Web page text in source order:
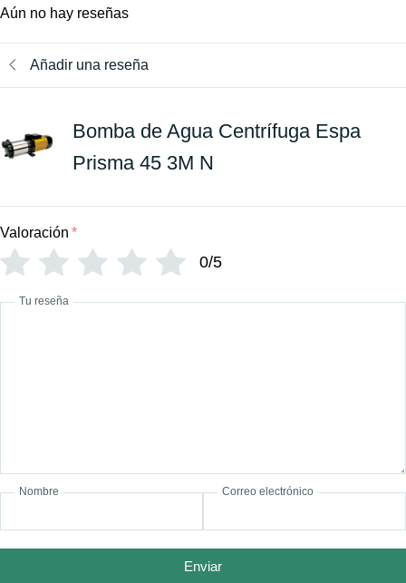
Aún no hay reseñas
Añadir una reseña
Bomba de Agua Centrífuga Espa
Prisma 45 3M N
Valoración *
0/5
Tu reseña
Nombre Correo electrónico
Enviar